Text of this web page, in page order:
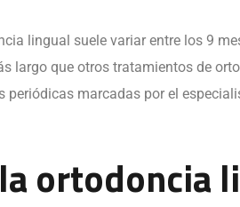
lingual suele variar entre los 9
largo que otros tratamientos de
periódicas marcadas por el
ortodoncia